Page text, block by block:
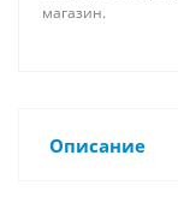
магазин.
Описание